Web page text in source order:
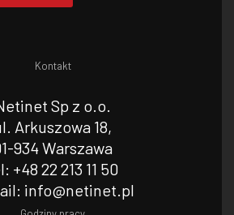
Kontakt
Sp z o.o.
Arkuszowa 18,
934 Warszawa
+48 22 213 11 50
info@netinet.pl